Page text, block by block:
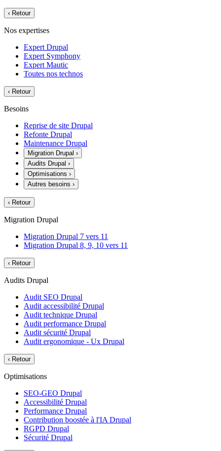
‹ Retour
Nos expertises
Expert Drupal
Expert Symphony
Expert Mautic
Toutes nos technos
‹ Retour
Besoins
Reprise de site Drupal
Refonte Drupal
Maintenance Drupal
Migration Drupal ›
Audits Drupal ›
Optimisations ›
Autres besoins ›
‹ Retour
Migration Drupal
Migration Drupal 7 vers 11
Migration Drupal 8, 9, 10 vers 11
‹ Retour
Audits Drupal
Audit SEO Drupal
Audit accessibilité Drupal
Audit technique Drupal
Audit performance Drupal
Audit sécurité Drupal
Audit ergonomique - Ux Drupal
‹ Retour
Optimisations
SEO-GEO Drupal
Accessibilité Drupal
Performance Drupal
Contribution boostée à l'IA Drupal
RGPD Drupal
Sécurité Drupal